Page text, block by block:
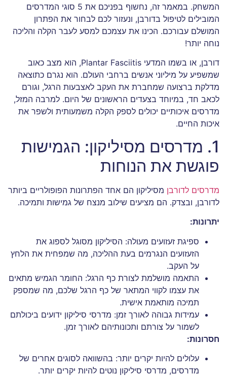
המשחק. במאמר זה, נחשוף בפניכם את 5 סוגי המדרסים
המובילים לטיפול בדורבן, ונעזור לכם לבחור את הפתרון
המושלם עבורכם. הכינו את עצמכם למסע לעבר הקלה והליכה
נוחה יותר!
דורבן, או בשמו המדעי Plantar Fasciitis, הוא מצב כאוב
שמשפיע על מיליוני אנשים ברחבי העולם. הוא נגרם כתוצאה
מדלקת ברצועה שמחברת את העקב לאצבעות הרגל, וגורם
לכאב חד, במיוחד בצעדים הראשונים של היום. למרבה המזל,
מדרסים איכותיים יכולים לספק הקלה משמעותית ולשפר את
איכות החיים.
1. מדרסים מסיליקון: הגמישות
פוגשת את הנוחות
מדרסים לדורבן מסיליקון הם אחד הפתרונות הפופולריים ביותר
לדורבן, ובצדק. הם מציעים שילוב מנצח של גמישות ותמיכה.
יתרונות:
ספיגת זעזועים מעולה: הסיליקון מסוגל לספוג את
הזעזועים הנגרמים בעת ההליכה, מה שמפחית את הלחץ
על העקב.
התאמה מושלמת לצורת כף הרגל: החומר הגמיש מתאים
את עצמו לקווי המתאר של כף הרגל שלכם, מה שמספק
תמיכה מותאמת אישית.
עמידות גבוהה לאורך זמן: מדרסי סיליקון ידועים ביכולתם
לשמור על צורתם ותכונותיהם לאורך זמן.
חסרונות:
עלולים להיות יקרים יותר: בהשוואה לסוגים אחרים של
מדרסים, מדרסי סיליקון נוטים להיות יקרים יותר.